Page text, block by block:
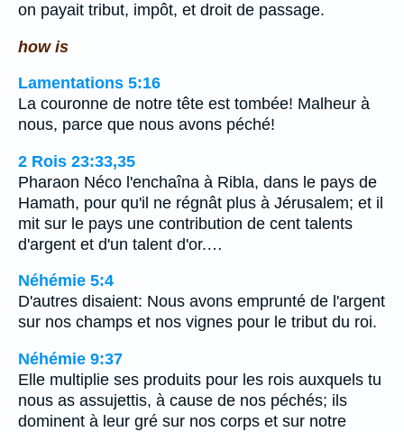
on payait tribut, impôt, et droit de passage.
how is
Lamentations 5:16
La couronne de notre tête est tombée! Malheur à
nous, parce que nous avons péché!
2 Rois 23:33,35
Pharaon Néco l'enchaîna à Ribla, dans le pays de
Hamath, pour qu'il ne régnât plus à Jérusalem; et il
mit sur le pays une contribution de cent talents
d'argent et d'un talent d'or.…
Néhémie 5:4
D'autres disaient: Nous avons emprunté de l'argent
sur nos champs et nos vignes pour le tribut du roi.
Néhémie 9:37
Elle multiplie ses produits pour les rois auxquels tu
nous as assujettis, à cause de nos péchés; ils
dominent à leur gré sur nos corps et sur notre